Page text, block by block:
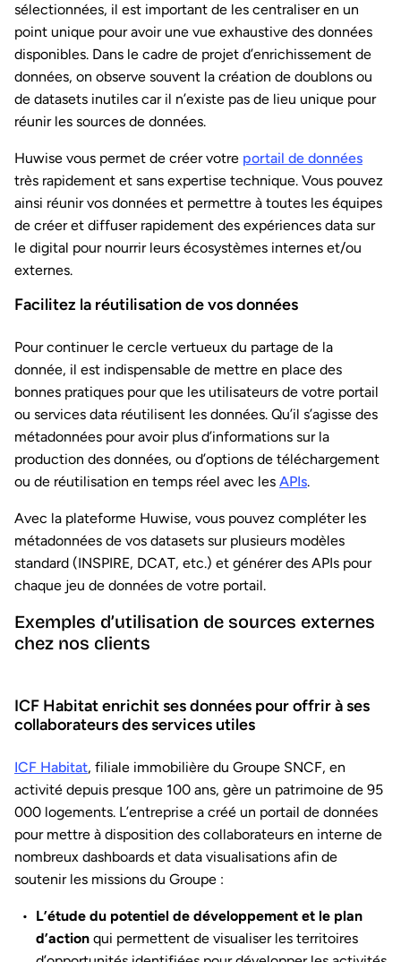
sélectionnées, il est important de les centraliser en un
point unique pour avoir une vue exhaustive des données
disponibles. Dans le cadre de projet d’enrichissement de
données, on observe souvent la création de doublons ou
de datasets inutiles car il n’existe pas de lieu unique pour
réunir les sources de données.
Huwise vous permet de créer votre portail de données
très rapidement et sans expertise technique. Vous pouvez
ainsi réunir vos données et permettre à toutes les équipes
de créer et diffuser rapidement des expériences data sur
le digital pour nourrir leurs écosystèmes internes et/ou
externes.
Facilitez la réutilisation de vos données
Pour continuer le cercle vertueux du partage de la
donnée, il est indispensable de mettre en place des
bonnes pratiques pour que les utilisateurs de votre portail
ou services data réutilisent les données. Qu’il s’agisse des
métadonnées pour avoir plus d’informations sur la
production des données, ou d’options de téléchargement
ou de réutilisation en temps réel avec les APIs.
Avec la plateforme Huwise, vous pouvez compléter les
métadonnées de vos datasets sur plusieurs modèles
standard (INSPIRE, DCAT, etc.) et générer des APIs pour
chaque jeu de données de votre portail.
Exemples d’utilisation de sources externes
chez nos clients
ICF Habitat enrichit ses données pour offrir à ses
collaborateurs des services utiles
ICF Habitat, filiale immobilière du Groupe SNCF, en
activité depuis presque 100 ans, gère un patrimoine de 95
000 logements. L’entreprise a créé un portail de données
pour mettre à disposition des collaborateurs en interne de
nombreux dashboards et data visualisations afin de
soutenir les missions du Groupe :
L’étude du potentiel de développement et le plan
d’action qui permettent de visualiser les territoires